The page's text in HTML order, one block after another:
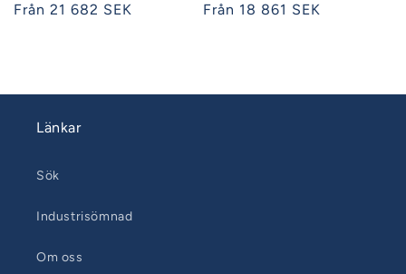
Ordinarie
Från 21 682 SEK
Ordinarie
Från 18 861 SEK
Länkar
Sök
Industrisömnad
Om oss